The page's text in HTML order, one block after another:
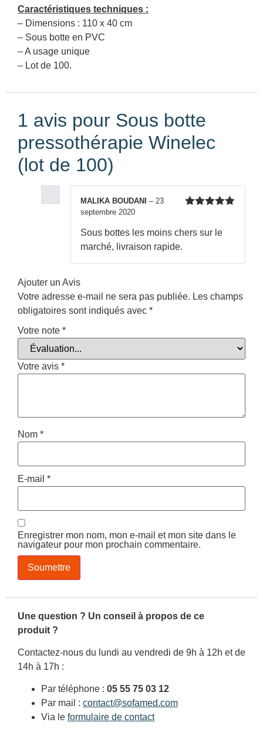
Caractéristiques techniques :
– Dimensions : 110 x 40 cm
– Sous botte en PVC
– A usage unique
– Lot de 100.
1 avis pour Sous botte
pressothérapie Winelec
(lot de 100)
MALIKA BOUDANI – 23
septembre 2020
Sous bottes les moins chers sur le
marché, livraison rapide.
Ajouter un Avis
Votre adresse e-mail ne sera pas publiée. Les champs
obligatoires sont indiqués avec *
Votre note *
Votre avis *
Nom *
E-mail *
Enregistrer mon nom, mon e-mail et mon site dans le
navigateur pour mon prochain commentaire.
Une question ? Un conseil à propos de ce
produit ?
Contactez-nous du lundi au vendredi de 9h à 12h et de
14h à 17h :
Par téléphone : 05 55 75 03 12
Par mail : contact@sofamed.com
Via le formulaire de contact